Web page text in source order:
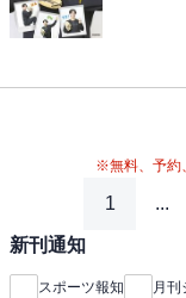
※無料、予約
1 ...
新刊通知
スポーツ報知 月刊